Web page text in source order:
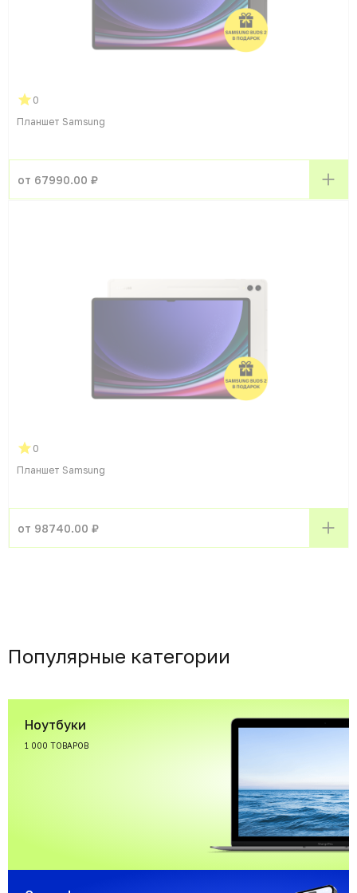
0
Планшет Samsung
от 67990.00 ₽
0
Планшет Samsung
от 98740.00 ₽
Популярные категории
Ноутбуки
1 000 ТОВАРОВ